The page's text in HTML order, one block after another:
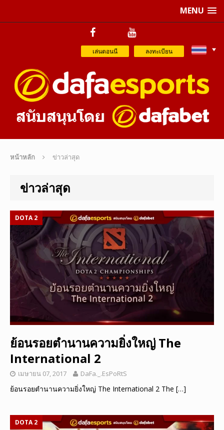
MENU
เล่นตอนนี ลงทะเบียน
หน้าหลัก ข่าวล่าสุด
ข่าวล่าสุด
DOTA 2
ย้อนรอยตำนานความยิ่งใหญ่ The
International 2
เมษายน 07, 2017 DaFa._.EsPoRtS
ย้อนรอยตำนานความยิ่งใหญ่ The International 2 The […]
DOTA 2